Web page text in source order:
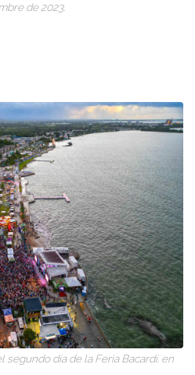
de 2023.
segundo día de la Feria Bacardí. en